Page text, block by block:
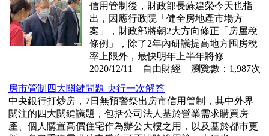
信用管制後，財政部長蘇建榮今天也指
出，因應行政院「健全房地產市場方
案」，財政部將朝2大方向修正「房屋稅
條例」，除了2年內研議提高地方囤房稅
率上限外，最快明年上半年將修
2020/12/11 自由財經
瀏覽數：1,987次
房市管制四大關鍵問題 央行一次解答
中央銀行打炒房，7日無預警祭出房市信用管制，其中外界
關注的四大關鍵議題，包括公司法人基於營業需求購買房
產、個人購置高價住宅作為辦公大樓之用，以及基於都市更